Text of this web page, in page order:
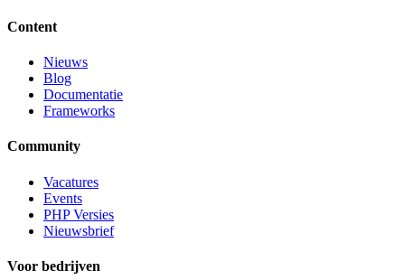
Content
Nieuws
Blog
Documentatie
Frameworks
Community
Vacatures
Events
PHP Versies
Nieuwsbrief
Voor bedrijven